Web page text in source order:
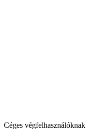
Céges végfelhasználóknak